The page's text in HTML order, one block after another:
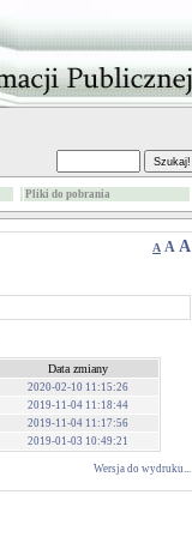
Pliki do pobrania
A A A
Data zmiany
2020-02-10 11:15:26
2019-11-04 11:18:44
2019-11-04 11:17:56
2019-01-03 10:49:21
Wersja do wydruku...